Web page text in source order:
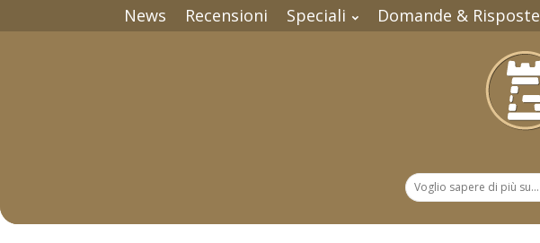
News Recensioni Speciali Domande & Risposte